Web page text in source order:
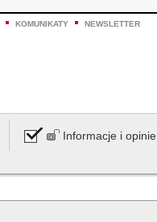
KOMUNIKATY NEWSLETTER
Informacje i opinie